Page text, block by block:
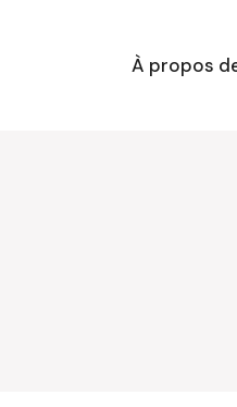
À propos